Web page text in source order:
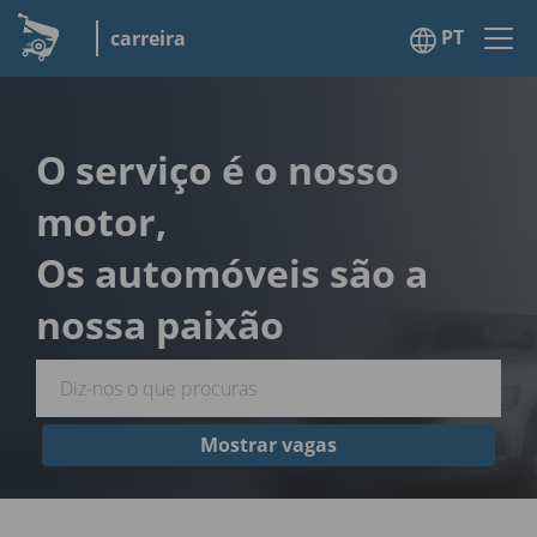
carreira PT
O serviço é o nosso
motor,
Os automóveis são a
nossa paixão
Mostrar vagas